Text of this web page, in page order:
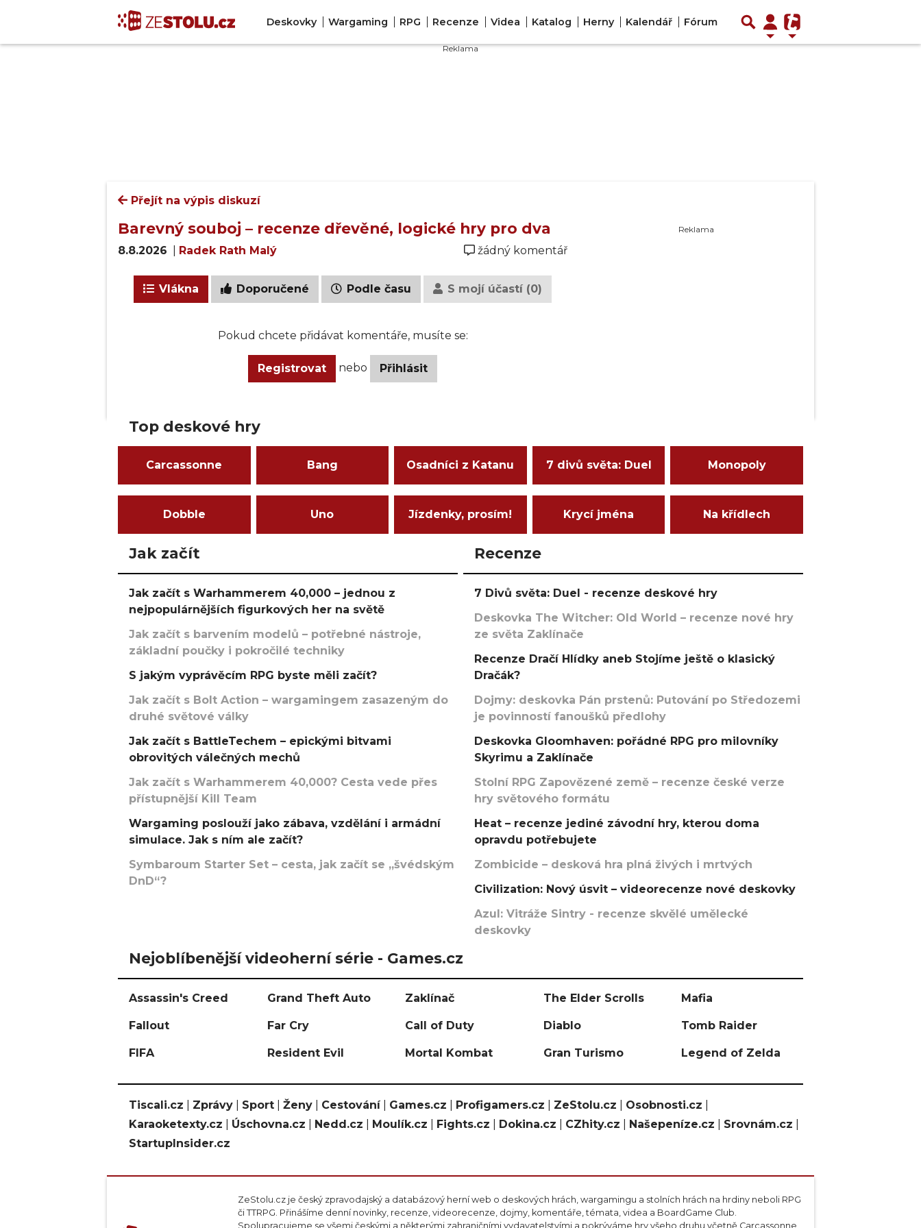
Deskovky Wargaming RPG Recenze Videa Katalog Herny Kalendář Fórum
Přejít na výpis diskuzí
Barevný souboj – recenze dřevěné, logické hry pro dva
8.8.2026 Radek Rath Malý žádný komentář
Vlákna Doporučené Podle času S mojí účastí (0)
Pokud chcete přidávat komentáře, musíte se:
Registrovat nebo Přihlásit
Top deskové hry
Carcassonne Bang Osadníci z Katanu 7 divů světa: Duel Monopoly
Dobble Uno Jízdenky, prosím! Krycí jména Na křídlech
Jak začít
Jak začít s Warhammerem 40,000 – jednou z
nejpopulárnějších figurkových her na světě
Jak začít s barvením modelů – potřebné nástroje,
základní poučky i pokročilé techniky
S jakým vyprávěcím RPG byste měli začít?
Jak začít s Bolt Action – wargamingem zasazeným do
druhé světové války
Jak začít s BattleTechem – epickými bitvami
obrovitých válečných mechů
Jak začít s Warhammerem 40,000? Cesta vede přes
přístupnější Kill Team
Wargaming poslouží jako zábava, vzdělání i armádní
simulace. Jak s ním ale začít?
Symbaroum Starter Set – cesta, jak začít se „švédským
DnD“?
Recenze
7 Divů světa: Duel - recenze deskové hry
Deskovka The Witcher: Old World – recenze nové hry
ze světa Zaklínače
Recenze Dračí Hlídky aneb Stojíme ještě o klasický
Dračák?
Dojmy: deskovka Pán prstenů: Putování po Středozemi
je povinností fanoušků předlohy
Deskovka Gloomhaven: pořádné RPG pro milovníky
Skyrimu a Zaklínače
Stolní RPG Zapovězené země – recenze české verze
hry světového formátu
Heat – recenze jediné závodní hry, kterou doma
opravdu potřebujete
Zombicide – desková hra plná živých i mrtvých
Civilization: Nový úsvit – videorecenze nové deskovky
Azul: Vitráže Sintry - recenze skvělé umělecké
deskovky
Nejoblíbenější videoherní série - Games.cz
Assassin's Creed Grand Theft Auto Zaklínač The Elder Scrolls Mafia
Fallout Far Cry Call of Duty Diablo Tomb Raider
FIFA Resident Evil Mortal Kombat Gran Turismo Legend of Zelda
Tiscali.cz Zprávy Sport Ženy Cestování| Games.cz Profigamers.cz ZeStolu.cz Osobnosti.cz
Karaoketexty.cz
Úschovna.cz Nedd.cz Moulík.cz Fights.cz Dokina.cz CZhity.cz Našepeníze.cz Srovnám.cz
StartupInsider.cz
ZeStolu.cz je český zpravodajský a databázový herní web o deskových hrách, wargamingu a stolních hrách na hrdiny neboli RPG
či TTRPG. Přinášíme denní novinky, recenze, videorecenze, dojmy, komentáře, témata, videa a BoardGame Club.
Spolupracujeme se všemi českými a některými zahraničními vydavatelstvími a pokrýváme hry všeho druhu včetně Carcassonne,